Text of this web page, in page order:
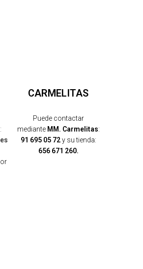
CARMELITAS
Puede contactar
medianteMM. Carmelitas:
91 695 05 72y su tienda:
656 671 260.